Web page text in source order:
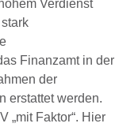
Verdienst
Finanzamt in der
der
erstattet werden.
„mit Faktor“. Hier